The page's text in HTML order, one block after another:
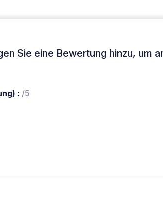
Sie eine Bewertung hinzu, um
: /5